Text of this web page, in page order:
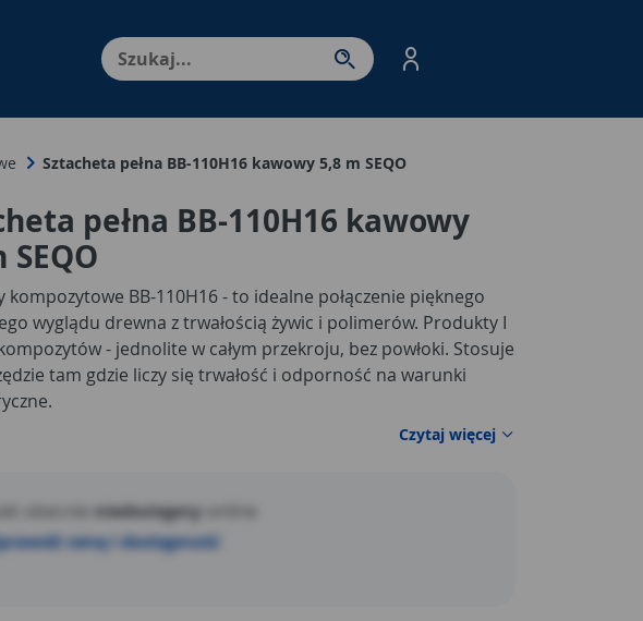
nawigacja: Enter - przejdź do strony produktów. Spacja – otwórz/
Sztacheta pełna BB-110H16 kawowy 5,8 m SEQO
pełna BB-110H16 kawowy
SEQO
kompozytowe BB-110H16 - to idealne połączenie pięknego
wyglądu drewna z trwałością żywic i polimerów. Produkty I
- jednolite w całym przekroju, bez powłoki. Stosuje
tam gdzie liczy się trwałość i odporność na warunki
Czytaj więcej
niedostępny
cenę i dostępność